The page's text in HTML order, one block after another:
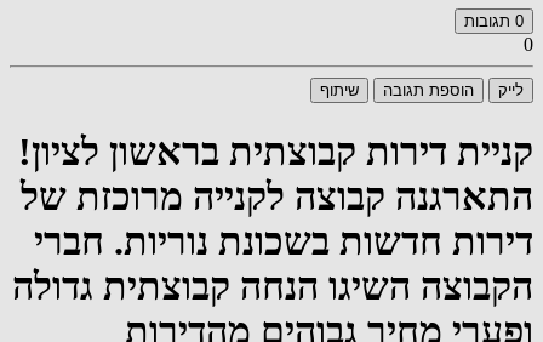
0 תגובות
0
לייק הוספת תגובה שיתוף
קניית דירות קבוצתית בראשון לציון!
התארגנה קבוצה לקנייה מרוכזת של
דירות חדשות בשכונת נוריות. חברי
הקבוצה השיגו הנחה קבוצתית גדולה
ופערי מחיר גבוהים מהדירות